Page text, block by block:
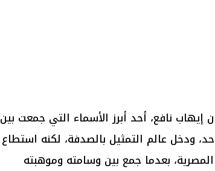
إيهاب نافع، أحد أبرز الأسماء التي جمعت بين
ودخل عالم التمثيل بالصدفة، لكنه استطاع
بعدما جمع بين وسامته وموهبته